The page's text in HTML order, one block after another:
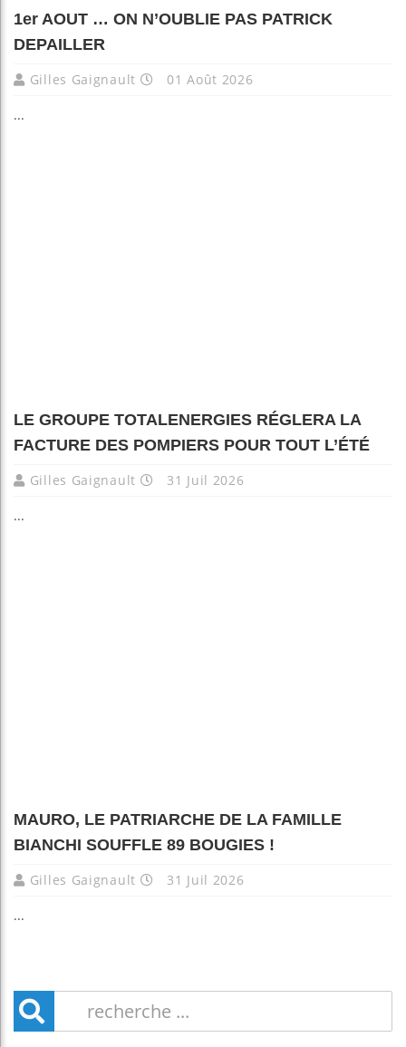
1er AOUT … ON N’OUBLIE PAS PATRICK
DEPAILLER
Gilles Gaignault 01 Août 2026
...
LE GROUPE TOTALENERGIES RÉGLERA LA
FACTURE DES POMPIERS POUR TOUT L’ÉTÉ
Gilles Gaignault 31 Juil 2026
...
MAURO, LE PATRIARCHE DE LA FAMILLE
BIANCHI SOUFFLE 89 BOUGIES !
Gilles Gaignault 31 Juil 2026
...